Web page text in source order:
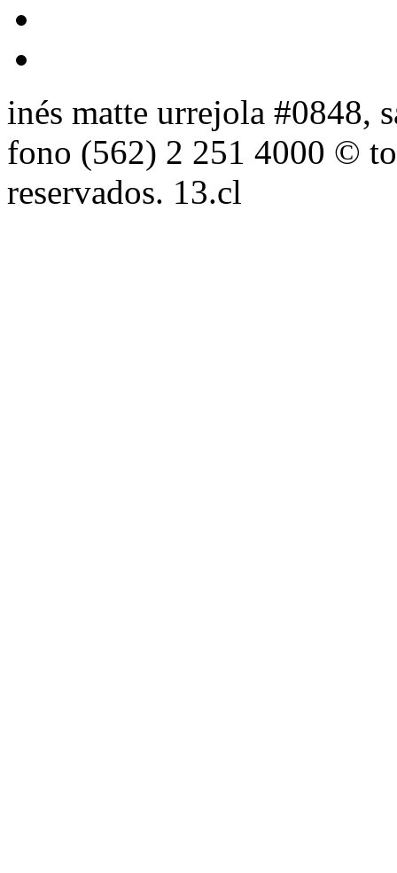
inés matte urrejola #0848,
fono (562) 2 251 4000 ©
reservados. 13.cl